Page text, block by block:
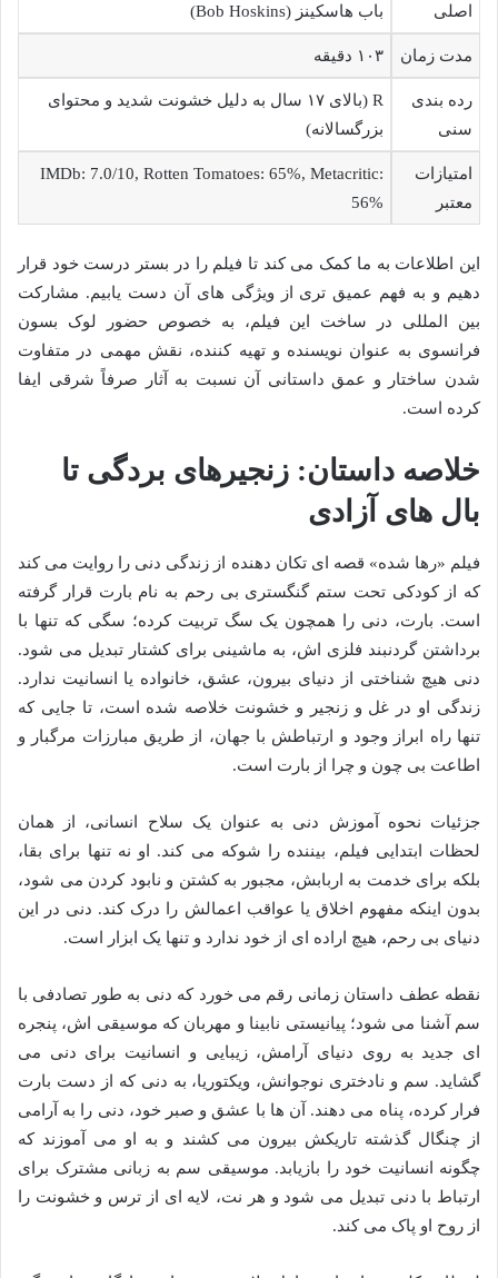
اصلی
باب هاسکینز (Bob Hoskins)
مدت زمان ۱۰۳ دقیقه
رده بندی
سنی
R (بالای ۱۷ سال به دلیل خشونت شدید و محتوای
بزرگسالانه)
امتیازات
معتبر
IMDb: 7.0/10, Rotten Tomatoes: 65%, Metacritic:
56%
این اطلاعات به ما کمک می کند تا فیلم را در بستر درست خود قرار
دهیم و به فهم عمیق تری از ویژگی های آن دست یابیم. مشارکت
بین المللی در ساخت این فیلم، به خصوص حضور لوک بسون
فرانسوی به عنوان نویسنده و تهیه کننده، نقش مهمی در متفاوت
شدن ساختار و عمق داستانی آن نسبت به آثار صرفاً شرقی ایفا
کرده است.
خلاصه داستان: زنجیرهای بردگی تا
بال های آزادی
فیلم «رها شده» قصه ای تکان دهنده از زندگی دنی را روایت می کند
که از کودکی تحت ستم گنگستری بی رحم به نام بارت قرار گرفته
است. بارت، دنی را همچون یک سگ تربیت کرده؛ سگی که تنها با
برداشتن گردنبند فلزی اش، به ماشینی برای کشتار تبدیل می شود.
دنی هیچ شناختی از دنیای بیرون، عشق، خانواده یا انسانیت ندارد.
زندگی او در غل و زنجیر و خشونت خلاصه شده است، تا جایی که
تنها راه ابراز وجود و ارتباطش با جهان، از طریق مبارزات مرگبار و
اطاعت بی چون و چرا از بارت است.
جزئیات نحوه آموزش دنی به عنوان یک سلاح انسانی، از همان
لحظات ابتدایی فیلم، بیننده را شوکه می کند. او نه تنها برای بقا،
بلکه برای خدمت به اربابش، مجبور به کشتن و نابود کردن می شود،
بدون اینکه مفهوم اخلاق یا عواقب اعمالش را درک کند. دنی در این
دنیای بی رحم، هیچ اراده ای از خود ندارد و تنها یک ابزار است.
نقطه عطف داستان زمانی رقم می خورد که دنی به طور تصادفی با
سم آشنا می شود؛ پیانیستی نابینا و مهربان که موسیقی اش، پنجره
ای جدید به روی دنیای آرامش، زیبایی و انسانیت برای دنی می
گشاید. سم و نادختری نوجوانش، ویکتوریا، به دنی که از دست بارت
فرار کرده، پناه می دهند. آن ها با عشق و صبر خود، دنی را به آرامی
از چنگال گذشته تاریکش بیرون می کشند و به او می آموزند که
چگونه انسانیت خود را بازیابد. موسیقی سم به زبانی مشترک برای
ارتباط با دنی تبدیل می شود و هر نت، لایه ای از ترس و خشونت را
از روح او پاک می کند.